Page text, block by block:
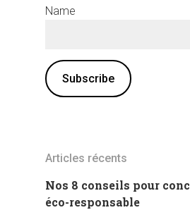
Name
Articles récents
Nos 8 conseils pour
éco-responsable